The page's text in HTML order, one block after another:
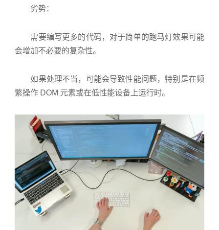
劣势：
需要编写更多的代码，对于简单的跑马灯效果可能
会增加不必要的复杂性。
如果处理不当，可能会导致性能问题，特别是在频
繁操作 DOM 元素或在低性能设备上运行时。